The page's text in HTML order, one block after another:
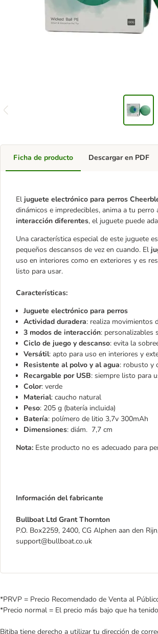
Ficha de producto
El juguete electrónico para perros
dinámicos e impredecibles, anima a tu
interacción diferentes, el juguete puede
Una característica especial de este juguete
pequeños descansos de vez en cuando. El
uso en interiores como en exteriores y es
listo para usar.
Características:
Juguete electrónico para perros
Actividad duradera: realiza movimientos
3 modos de interacción: personalizables
Ciclo de juego y descanso: evita la
Versátil: apto para uso en interiores y
Resistente al polvo y al agua: robusto y
Recargable por USB: siempre listo para
Color: verde
Material: caucho natural
Peso: 205 g (batería incluida)
Batería: polímero de litio 3,7v 300mAh
Dimensiones: diám. 7,7 cm
Nota: Este producto no es adecuado para
Información del fabricante
Bullboat Ltd Grant Thornton
P.O. Box2259, 2400, CG Alphen aan den
support@bullboat.co.uk
Descargar en PDF
*PRVP = Precio Recomendado de Venta al
*Precio normal = El precio más bajo que ha
Bitiba tiene derecho a utilizar tu dirección de